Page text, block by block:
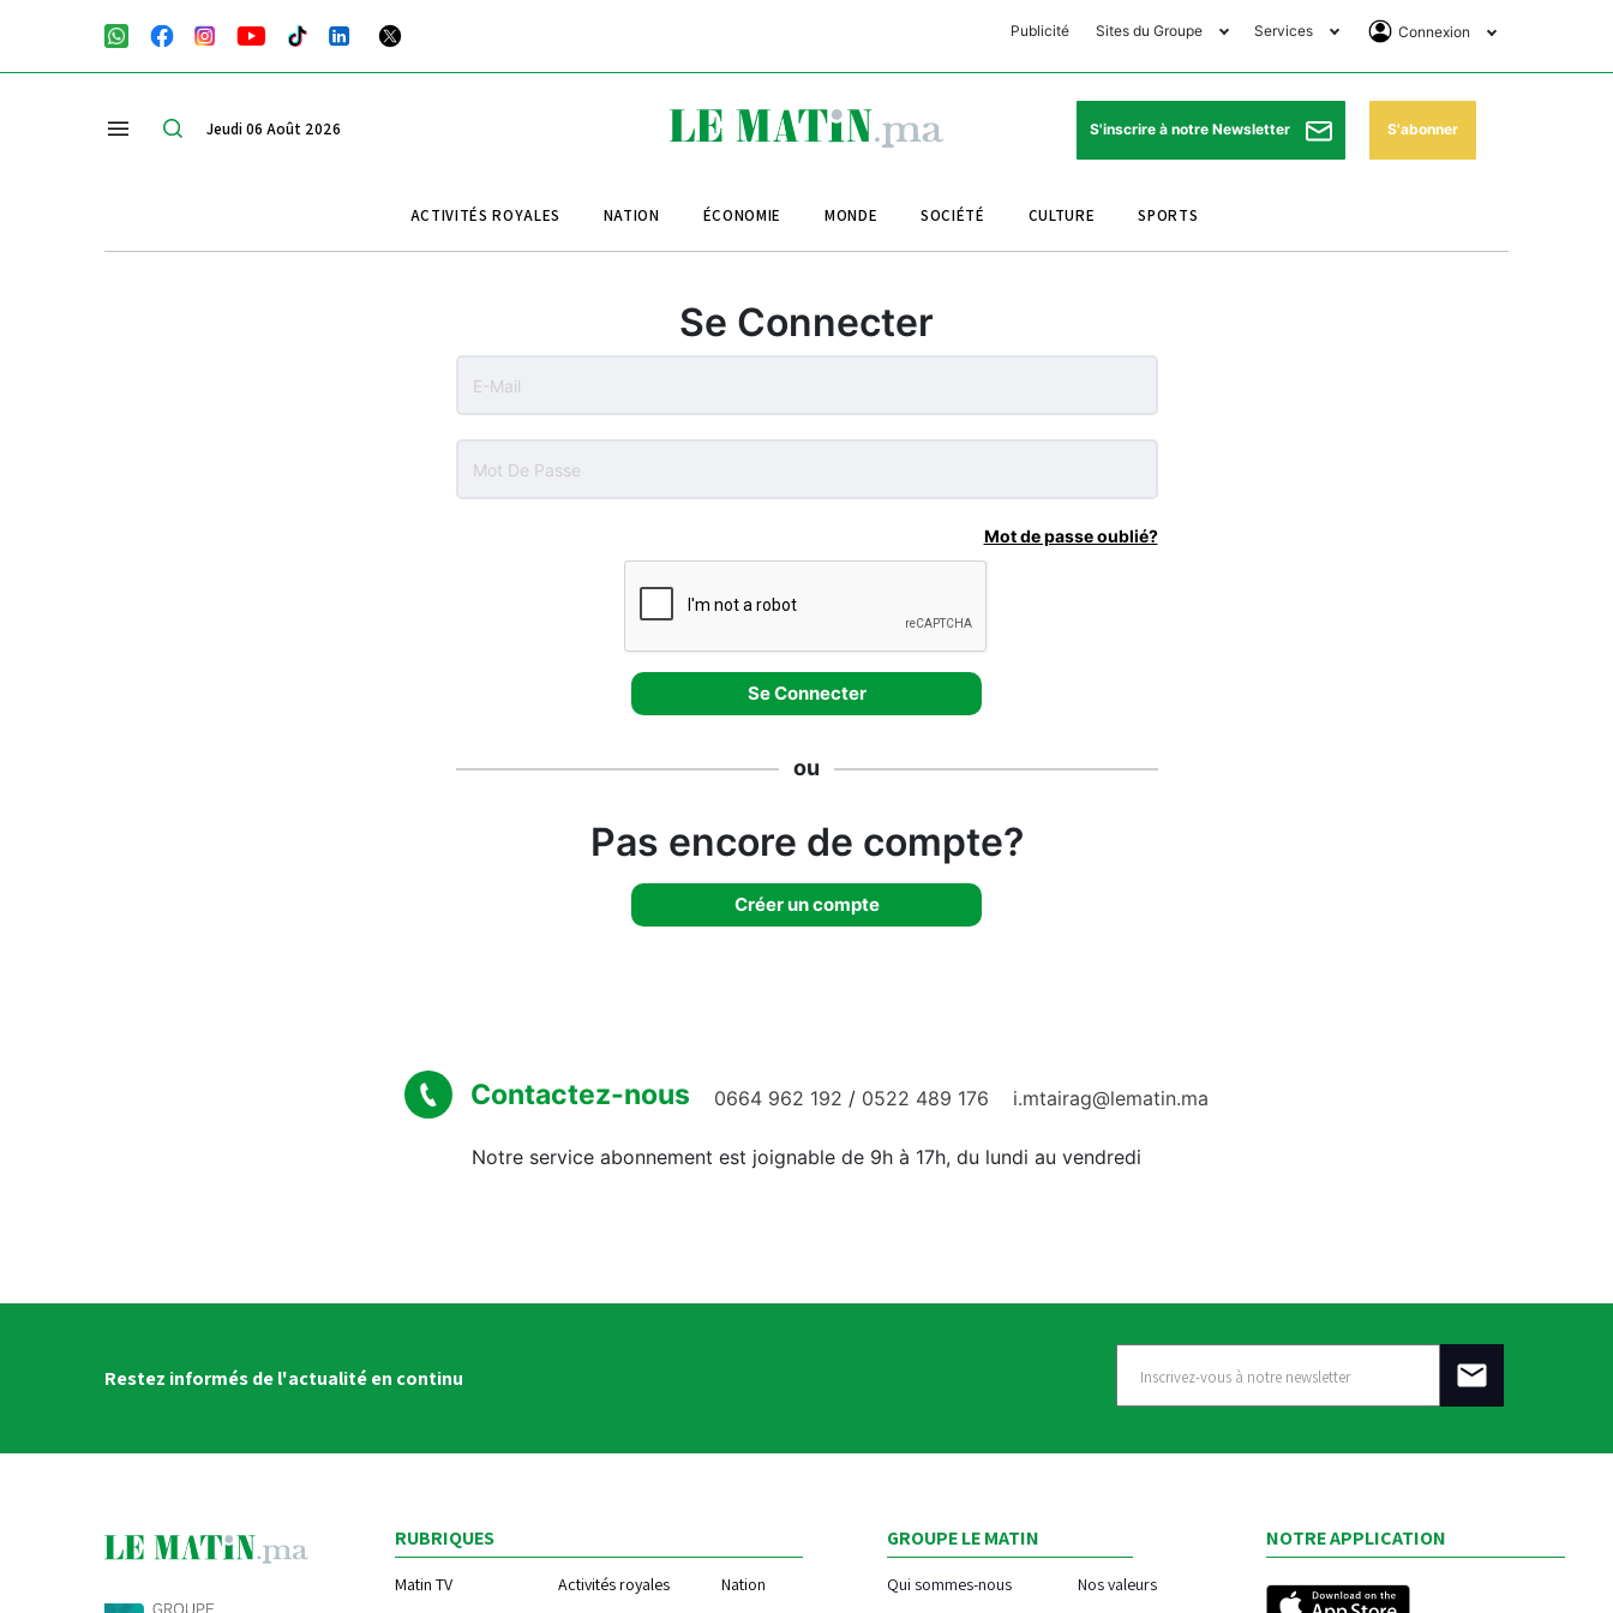
Publicité Sites du Groupe
Club Avantages
Le Matin Sports
Le Matin Store
Services
Horaires de prières
Pharmacies de garde
Programme TV
Connexion
Se Connecter
Abonnement
Jeudi 06 Août 2026 S'inscrire à notre Newsletter S'abonner
ACTIVITÉS ROYALES NATION ÉCONOMIE MONDE SOCIÉTÉ CULTURE SPORTS
Se Connecter
Mot de passe oublié?
ou
Pas encore de compte?
Créer un compte
Contactez-nous 0664 962 192 / 0522 489 176 i.mtairag@lematin.ma
Notre service abonnement est joignable de 9h à 17h, du lundi au vendredi
Restez informés de l'actualité en continu
RUBRIQUES
Matin TV Activités royales
Nation
GROUPE LE MATIN
Qui sommes-nous Nos valeurs
NOTRE APPLICATION